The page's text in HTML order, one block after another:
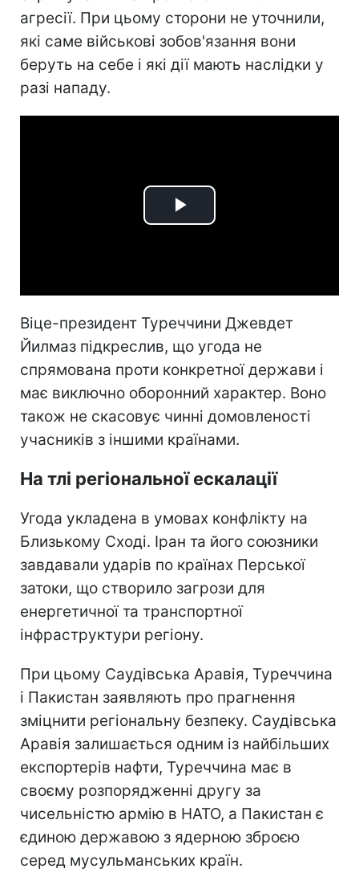
агресії. При цьому сторони не уточнили,
які саме військові зобов'язання вони
беруть на себе і які дії мають наслідки у
разі нападу.
Play
Віце-президент Туреччини Джевдет
Йилмаз підкреслив, що угода не
спрямована проти конкретної держави і
має виключно оборонний характер. Воно
також не скасовує чинні домовленості
учасників з іншими країнами.
На тлі регіональної ескалації
Угода укладена в умовах конфлікту на
Близькому Сході. Іран та його союзники
завдавали ударів по країнах Перської
затоки, що створило загрози для
енергетичної та транспортної
інфраструктури регіону.
При цьому Саудівська Аравія, Туреччина
і Пакистан заявляють про прагнення
зміцнити регіональну безпеку. Саудівська
Аравія залишається одним із найбільших
експортерів нафти, Туреччина має в
своєму розпорядженні другу за
чисельністю армію в НАТО, а Пакистан є
єдиною державою з ядерною зброєю
серед мусульманських країн.